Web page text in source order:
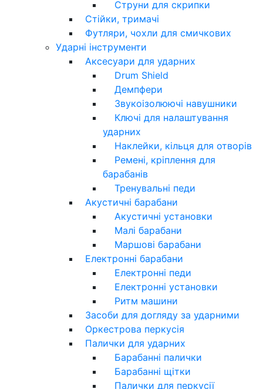
Струни для скрипки
Стійки, тримачі
Футляри, чохли для смичкових
Ударні інструменти
Аксесуари для ударних
Drum Shield
Демпфери
Звукоізолюючі навушники
Ключі для налаштування
ударних
Наклейки, кільця для отворів
Ремені, кріплення для
барабанів
Тренувальні педи
Акустичні барабани
Акустичні установки
Малі барабани
Маршові барабани
Електронні барабани
Електронні педи
Електронні установки
Ритм машини
Засоби для догляду за ударними
Оркестрова перкусія
Палички для ударних
Барабанні палички
Барабанні щітки
Палички для перкусії